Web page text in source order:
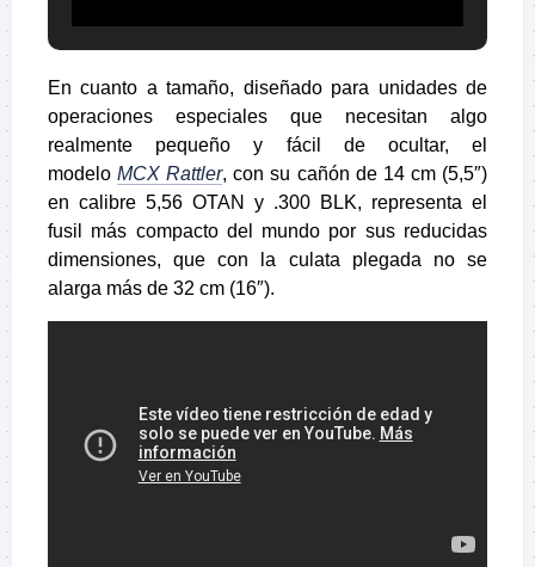
En cuanto a tamaño, diseñado para unidades de
operaciones especiales que necesitan algo
realmente pequeño y fácil de ocultar, el
modeloMCX Rattler, con su cañón de 14 cm (5,5″)
en calibre 5,56 OTAN y .300 BLK, representa el
fusil más compacto del mundo por sus reducidas
dimensiones, que con la culata plegada no se
alarga más de 32 cm (16″).